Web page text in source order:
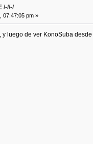
/-//-/
07:47:05 pm »
luego de ver KonoSuba